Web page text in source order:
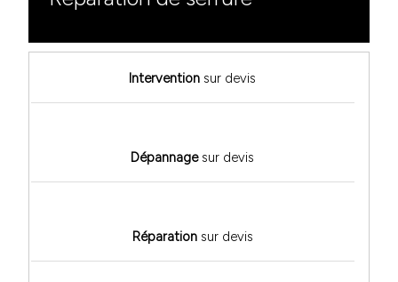
Intervention sur devis
Dépannagesur devis
Réparationsur devis